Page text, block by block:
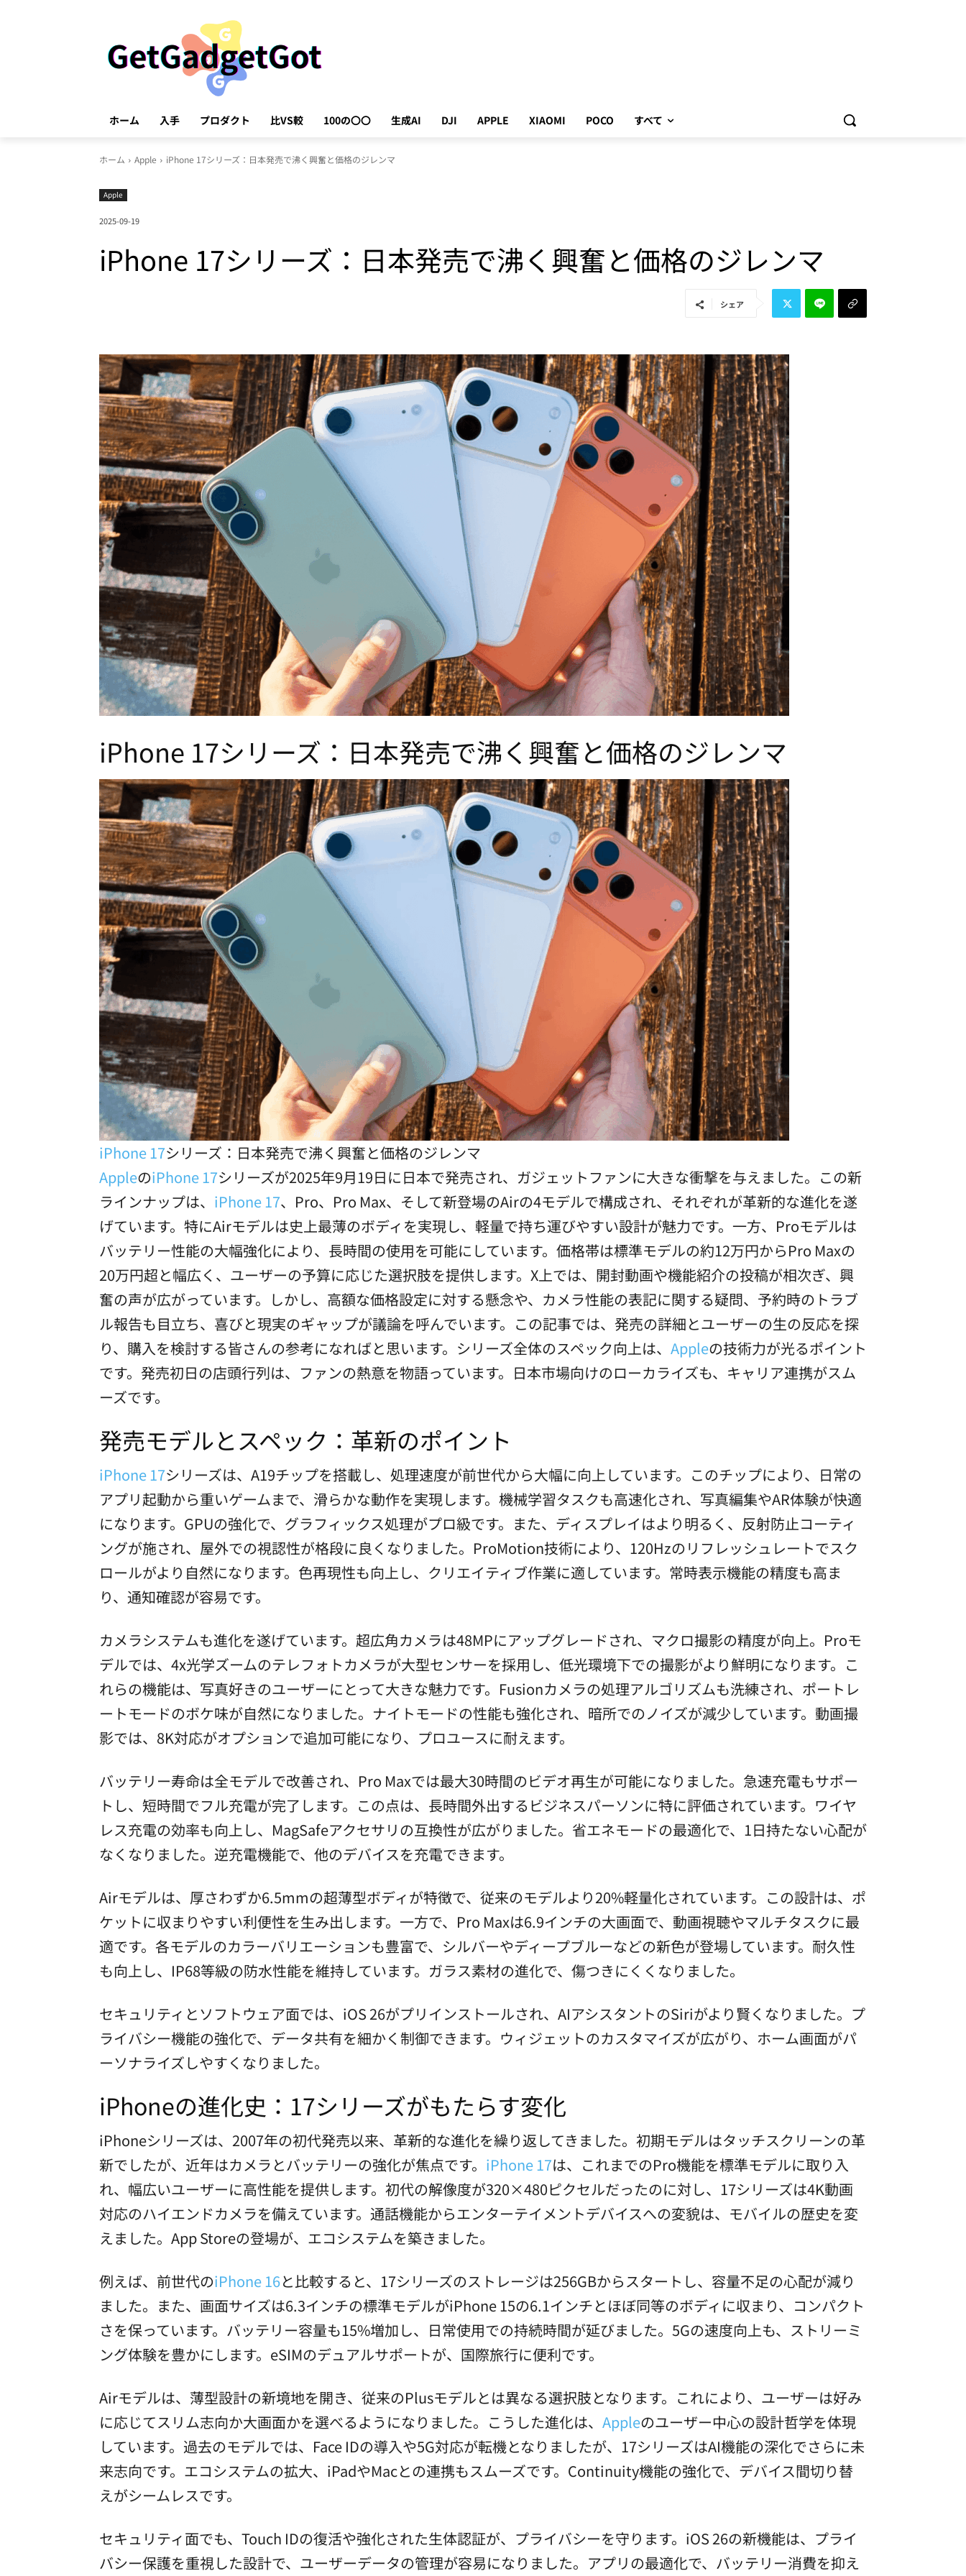
ホーム 入手 プロダクト 比VS較 100の〇〇 生成AI DJI APPLE XIAOMI POCO すべて
ホーム Apple iPhone 17シリーズ：日本発売で沸く興奮と価格のジレンマ
Apple
2025-09-19
iPhone 17シリーズ：日本発売で沸く興奮と価格のジレンマ
シェア
iPhone 17シリーズ：日本発売で沸く興奮と価格のジレンマ
iPhone 17シリーズ：日本発売で沸く興奮と価格のジレンマ
AppleのiPhone 17シリーズが2025年9月19日に日本で発売され、ガジェットファンに大きな衝撃を与えました。この新
ラインナップは、 iPhone 17、Pro、Pro Max、そして新登場のAirの4モデルで構成され、それぞれが革新的な進化を遂
げています。特にAirモデルは史上最薄のボディを実現し、軽量で持ち運びやすい設計が魅力です。一方、Proモデルは
バッテリー性能の大幅強化により、長時間の使用を可能にしています。価格帯は標準モデルの約12万円からPro Maxの
20万円超と幅広く、ユーザーの予算に応じた選択肢を提供します。X上では、開封動画や機能紹介の投稿が相次ぎ、興
奮の声が広がっています。しかし、高額な価格設定に対する懸念や、カメラ性能の表記に関する疑問、予約時のトラブ
ル報告も目立ち、喜びと現実のギャップが議論を呼んでいます。この記事では、発売の詳細とユーザーの生の反応を探
り、購入を検討する皆さんの参考になればと思います。シリーズ全体のスペック向上は、 Appleの技術力が光るポイント
です。発売初日の店頭行列は、ファンの熱意を物語っています。日本市場向けのローカライズも、キャリア連携がスム
ーズです。
発売モデルとスペック：革新のポイント
iPhone 17シリーズは、A19チップを搭載し、処理速度が前世代から大幅に向上しています。このチップにより、日常の
アプリ起動から重いゲームまで、滑らかな動作を実現します。機械学習タスクも高速化され、写真編集やAR体験が快適
になります。GPUの強化で、グラフィックス処理がプロ級です。また、ディスプレイはより明るく、反射防止コーティ
ングが施され、屋外での視認性が格段に良くなりました。ProMotion技術により、120Hzのリフレッシュレートでスク
ロールがより自然になります。色再現性も向上し、クリエイティブ作業に適しています。常時表示機能の精度も高ま
り、通知確認が容易です。
カメラシステムも進化を遂げています。超広角カメラは48MPにアップグレードされ、マクロ撮影の精度が向上。Proモ
デルでは、4x光学ズームのテレフォトカメラが大型センサーを採用し、低光環境下での撮影がより鮮明になります。こ
れらの機能は、写真好きのユーザーにとって大きな魅力です。Fusionカメラの処理アルゴリズムも洗練され、ポートレ
ートモードのボケ味が自然になりました。ナイトモードの性能も強化され、暗所でのノイズが減少しています。動画撮
影では、8K対応がオプションで追加可能になり、プロユースに耐えます。
バッテリー寿命は全モデルで改善され、Pro Maxでは最大30時間のビデオ再生が可能になりました。急速充電もサポー
トし、短時間でフル充電が完了します。この点は、長時間外出するビジネスパーソンに特に評価されています。ワイヤ
レス充電の効率も向上し、MagSafeアクセサリの互換性が広がりました。省エネモードの最適化で、1日持たない心配が
なくなりました。逆充電機能で、他のデバイスを充電できます。
Airモデルは、厚さわずか6.5mmの超薄型ボディが特徴で、従来のモデルより20%軽量化されています。この設計は、ポ
ケットに収まりやすい利便性を生み出します。一方で、Pro Maxは6.9インチの大画面で、動画視聴やマルチタスクに最
適です。各モデルのカラーバリエーションも豊富で、シルバーやディープブルーなどの新色が登場しています。耐久性
も向上し、IP68等級の防水性能を維持しています。ガラス素材の進化で、傷つきにくくなりました。
セキュリティとソフトウェア面では、iOS 26がプリインストールされ、AIアシスタントのSiriがより賢くなりました。プ
ライバシー機能の強化で、データ共有を細かく制御できます。ウィジェットのカスタマイズが広がり、ホーム画面がパ
ーソナライズしやすくなりました。
iPhoneの進化史：17シリーズがもたらす変化
iPhoneシリーズは、2007年の初代発売以来、革新的な進化を繰り返してきました。初期モデルはタッチスクリーンの革
新でしたが、近年はカメラとバッテリーの強化が焦点です。 iPhone 17は、これまでのPro機能を標準モデルに取り入
れ、幅広いユーザーに高性能を提供します。初代の解像度が320×480ピクセルだったのに対し、17シリーズは4K動画
対応のハイエンドカメラを備えています。通話機能からエンターテイメントデバイスへの変貌は、モバイルの歴史を変
えました。App Storeの登場が、エコシステムを築きました。
例えば、前世代のiPhone 16と比較すると、17シリーズのストレージは256GBからスタートし、容量不足の心配が減り
ました。また、画面サイズは6.3インチの標準モデルがiPhone 15の6.1インチとほぼ同等のボディに収まり、コンパクト
さを保っています。バッテリー容量も15%増加し、日常使用での持続時間が延びました。5Gの速度向上も、ストリーミ
ング体験を豊かにします。eSIMのデュアルサポートが、国際旅行に便利です。
Airモデルは、薄型設計の新境地を開き、従来のPlusモデルとは異なる選択肢となります。これにより、ユーザーは好み
に応じてスリム志向か大画面かを選べるようになりました。こうした進化は、 Appleのユーザー中心の設計哲学を体現
しています。過去のモデルでは、Face IDの導入や5G対応が転機となりましたが、17シリーズはAI機能の深化でさらに未
来志向です。エコシステムの拡大、iPadやMacとの連携もスムーズです。Continuity機能の強化で、デバイス間切り替
えがシームレスです。
セキュリティ面でも、Touch IDの復活や強化された生体認証が、プライバシーを守ります。iOS 26の新機能は、プライ
バシー保護を重視した設計で、ユーザーデータの管理が容易になりました。アプリの最適化で、バッテリー消費を抑え